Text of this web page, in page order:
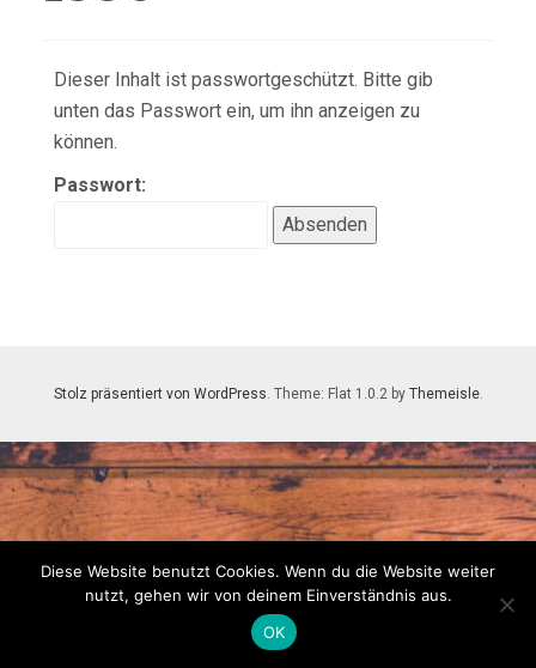
Dieser Inhalt ist passwortgeschützt. Bitte gib
unten das Passwort ein, um ihn anzeigen zu
können.
Passwort:
Stolz präsentiert von WordPress. Theme: Flat 1.0.2 by Themeisle.
Diese Website benutzt Cookies. Wenn du die Website weiter
nutzt, gehen wir von deinem Einverständnis aus.
OK